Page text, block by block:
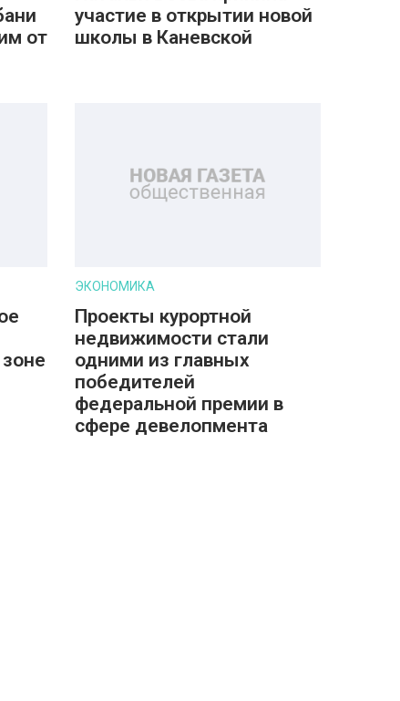
от
участие в открытии новой
школы в Каневской
ЭКОНОМИКА
Проекты курортной
недвижимости стали
одними из главных
победителей
федеральной премии в
сфере девелопмента